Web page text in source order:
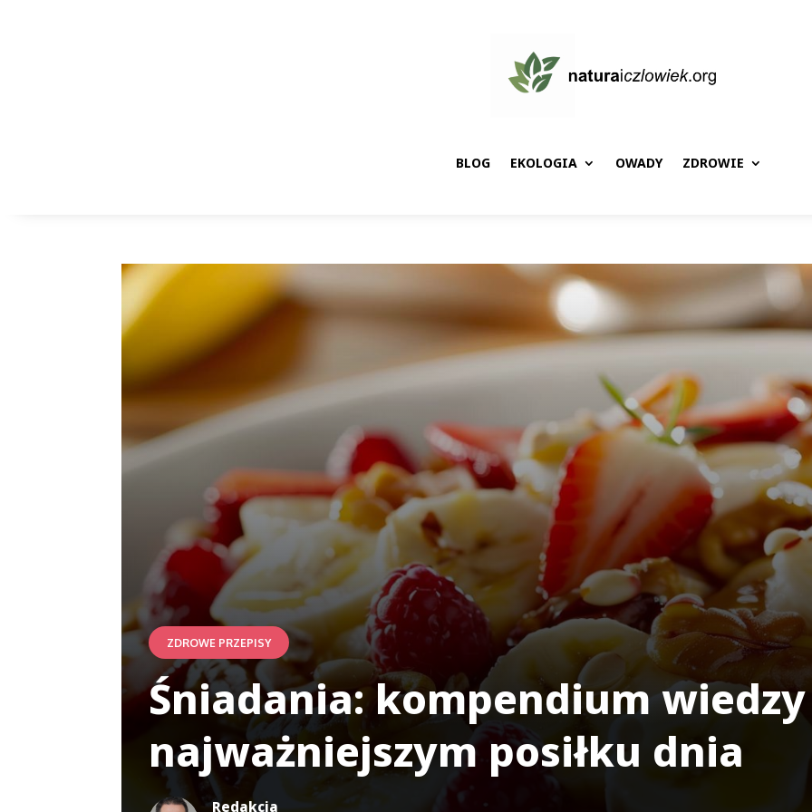
BLOG EKOLOGIA OWADY ZDROWIE
ZDROWE PRZEPISY
Śniadania: kompendium
najważniejszym posiłku dnia
Redakcja